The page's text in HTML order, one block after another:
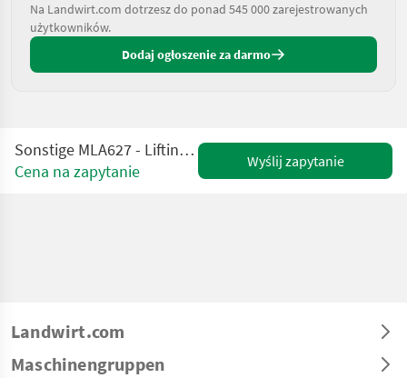
Na Landwirt.com dotrzesz do ponad 545 000 zarejestrowanych
użytkowników.
Dodaj ogłoszenie za darmo
Sonstige MLA627 - Lifting framework/Schaufelarm/Giek
Cena na zapytanie
Wyślij zapytanie
Landwirt.com
Maschinengruppen